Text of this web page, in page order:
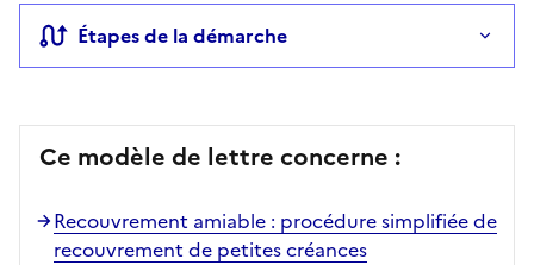
Étapes de la démarche
Ce modèle de lettre concerne :
Recouvrement amiable : procédure simplifiée de
recouvrement de petites créances